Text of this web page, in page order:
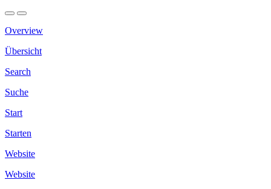
Overview
Übersicht
Search
Suche
Start
Starten
Website
Website